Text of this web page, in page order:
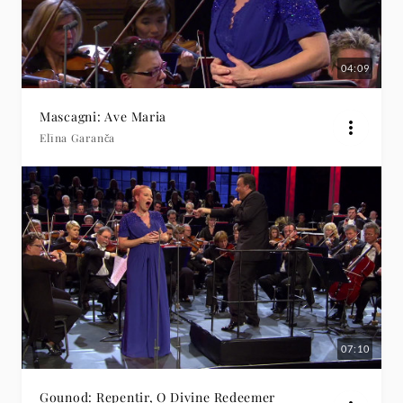
04:09
Mascagni: Ave Maria
Elīna Garanča
07:10
Gounod: Repentir, O Divine Redeemer